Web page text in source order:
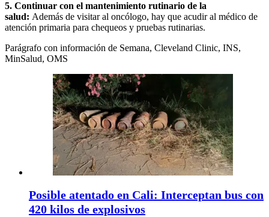
5. Continuar con el mantenimiento rutinario de la
salud: Además de visitar al oncólogo, hay que acudir al médico de
atención primaria para chequeos y pruebas rutinarias.
Parágrafo con información de Semana, Cleveland Clinic, INS,
MinSalud, OMS
Posible atentado en Cali: Interceptan bus con
420 kilos de explosivos